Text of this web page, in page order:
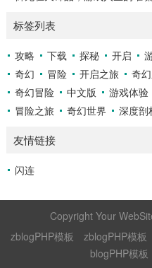
标签列表
攻略 下载 探秘 开启
奇幻
冒险 开启之旅 奇
奇幻冒险
中文版 游戏体验
冒险之旅
奇幻世界 深度剖
友情链接
闪连
Copyright Your
zblogPHP模板
zblogPHP模板
blogPHP模板